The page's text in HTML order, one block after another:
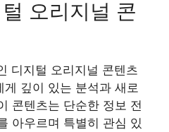
오리지널 콘
디지털 오리지널 콘텐츠
깊이 있는 분석과 새로
콘텐츠는 단순한 정보 전
아우르며 특별히 관심 있